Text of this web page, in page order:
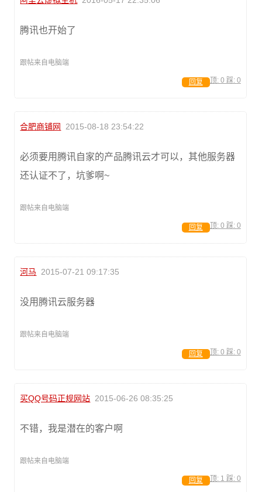
腾讯也开始了
跟帖来自电脑端
顶: 0 踩: 0
回复
合肥商铺网 2015-08-18 23:54:22
必须要用腾讯自家的产品腾讯云才可以，其他服务器
还认证不了，坑爹啊~
跟帖来自电脑端
顶: 0 踩: 0
回复
河马 2015-07-21 09:17:35
没用腾讯云服务器
跟帖来自电脑端
顶: 0 踩: 0
回复
买QQ号码正规网站 2015-06-26 08:35:25
不错，我是潜在的客户啊
跟帖来自电脑端
顶: 1 踩: 0
回复